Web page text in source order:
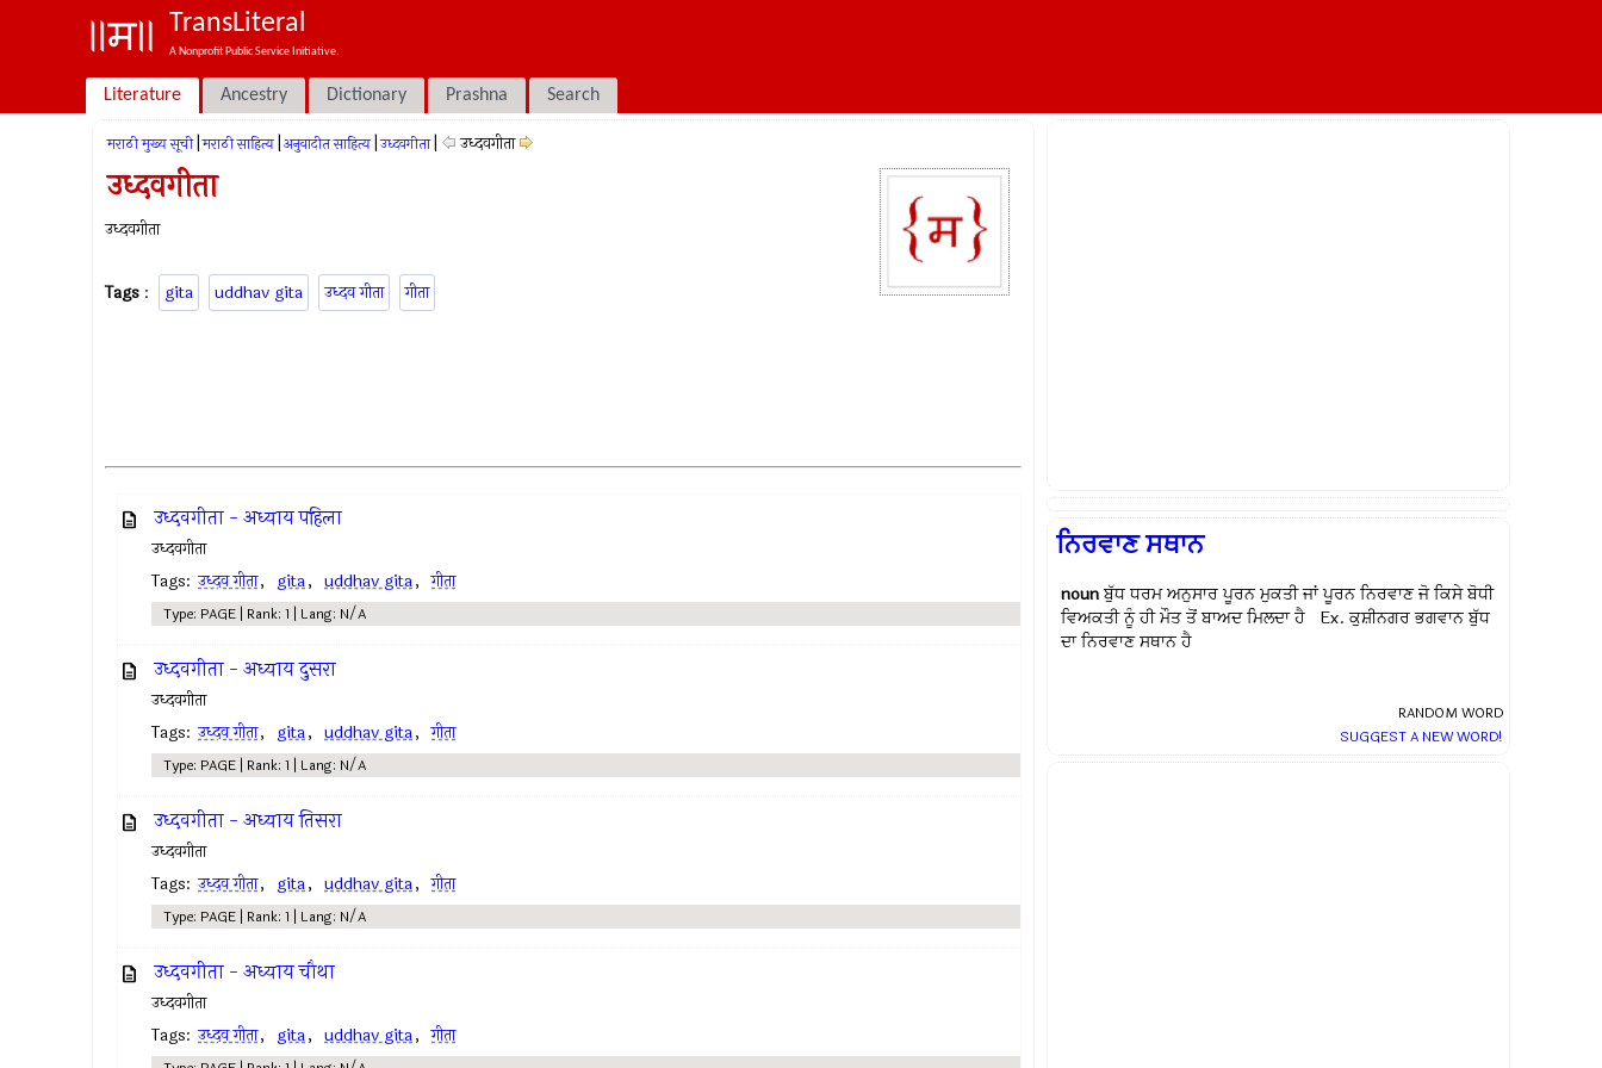
TransLiteral
A Nonprofit Public Service Initiative.
Literature Ancestry Dictionary Prashna Search
मराठी मुख्य सूची मराठी साहित्य अनुवादीत साहित्य उध्दवगीता उध्दवगीता
उध्दवगीता
उध्दवगीता
Tags : gita uddhav gita उध्दव गीता गीता
उध्दवगीता - अध्याय पहिला
उध्दवगीता
Tags: उध्दव गीता, gita, uddhav gita, गीता
Type: PAGE | Rank: 1 | Lang: N/A
उध्दवगीता - अध्याय दुसरा
उध्दवगीता
Tags: उध्दव गीता, gita, uddhav gita, गीता
Type: PAGE | Rank: 1 | Lang: N/A
उध्दवगीता - अध्याय तिसरा
उध्दवगीता
Tags: उध्दव गीता, gita, uddhav gita, गीता
Type: PAGE | Rank: 1 | Lang: N/A
उध्दवगीता - अध्याय चौथा
उध्दवगीता
Tags: उध्दव गीता, gita, uddhav gita, गीता
ਨਿਰਵਾਣ ਸਥਾਨ
nounਬੁੱਧ ਧਰਮ ਅਨੁਸਾਰ ਪੂਰਨ ਮੁਕਤੀ ਜਾਂ ਪੂਰਨ ਨਿਰਵਾਣ ਜੋ ਕਿਸੇ ਬੋਧੀ
ਵਿਅਕਤੀ ਨੂੰ ਹੀ ਮੌਤ ਤੋਂ ਬਾਅਦ ਮਿਲਦਾ ਹੈ Ex.ਕੁਸ਼ੀਨਗਰ ਭਗਵਾਨ ਬੁੱਧ
ਦਾ ਨਿਰਵਾਣ ਸਥਾਨ ਹੈ
RANDOM WORD
SUGGEST A NEW WORD!